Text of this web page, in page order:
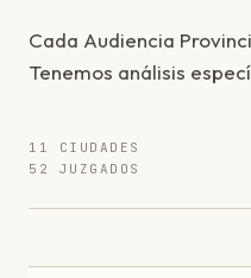
Cada Audiencia
Tenemos análisis
11 CIUDADES
52 JUZGADOS